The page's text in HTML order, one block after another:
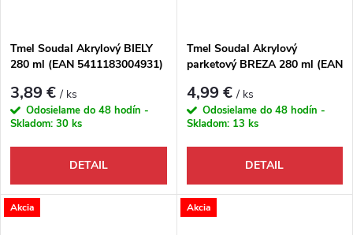
Tmel Soudal Akrylový BIELY
280 ml (EAN 5411183004931)
3,89 €/ ks
Odosielame do 48 hodín -
Skladom: 30 ks
DETAIL
Tmel Soudal Akrylový
parketový BREZA 280 ml (EAN
4,99 €/ ks
Odosielame do 48 hodín -
Skladom: 13 ks
DETAIL
Akcia Akcia